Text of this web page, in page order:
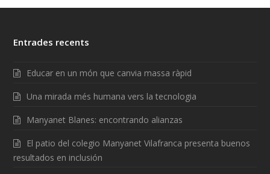
Entrades recents
Educar en un món que canvia massa ràpid
Una mirada més humana vers la tecnologia
Manyanet Blanes: encontrando alianzas
El patio del colegio Manyanet Vilafranca presenta buenos
resultados en inclusión